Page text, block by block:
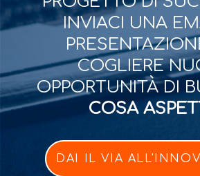
INVIACI UNA
COGLIERE
OPPORTUNITÀ DI
COSA
DAI IL VIA